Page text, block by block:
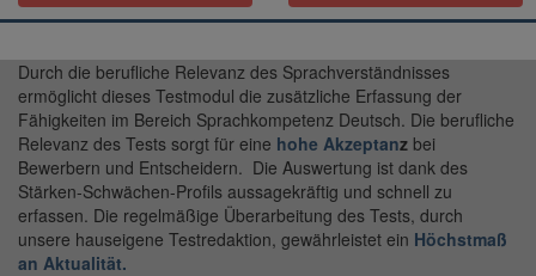
Durch die berufliche Relevanz des Sprachverständnisses
ermöglicht dieses Testmodul die zusätzliche Erfassung der
Fähigkeiten im Bereich Sprachkompetenz Deutsch. Die berufliche
Relevanz des Tests sorgt für eine hohe Akzeptanz bei
Bewerbern und Entscheidern. Die Auswertung ist dank des
Stärken-Schwächen-Profils aussagekräftig und schnell zu
erfassen. Die regelmäßige Überarbeitung des Tests, durch
unsere hauseigene Testredaktion, gewährleistet ein Höchstmaß
an Aktualität.